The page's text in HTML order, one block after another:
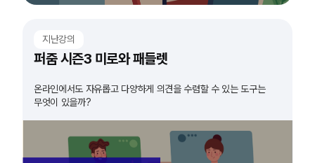
지난강의
퍼줌 시즌3 미로와 패들렛
온라인에서도 자유롭고 다양하게 의견을 수렴할 수 있는 도구는
무엇이 있을까?